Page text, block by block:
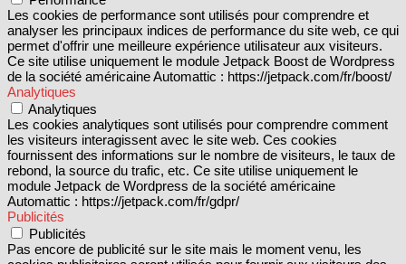
Les cookies de performance sont utilisés pour comprendre et
analyser les principaux indices de performance du site web, ce qui
permet d'offrir une meilleure expérience utilisateur aux visiteurs.
Ce site utilise uniquement le module Jetpack Boost de Wordpress
de la société américaine Automattic : https://jetpack.com/fr/boost/
Analytiques
Analytiques
Les cookies analytiques sont utilisés pour comprendre comment
les visiteurs interagissent avec le site web. Ces cookies
fournissent des informations sur le nombre de visiteurs, le taux de
rebond, la source du trafic, etc. Ce site utilise uniquement le
module Jetpack de Wordpress de la société américaine
Automattic : https://jetpack.com/fr/gdpr/
Publicités
Publicités
Pas encore de publicité sur le site mais le moment venu, les